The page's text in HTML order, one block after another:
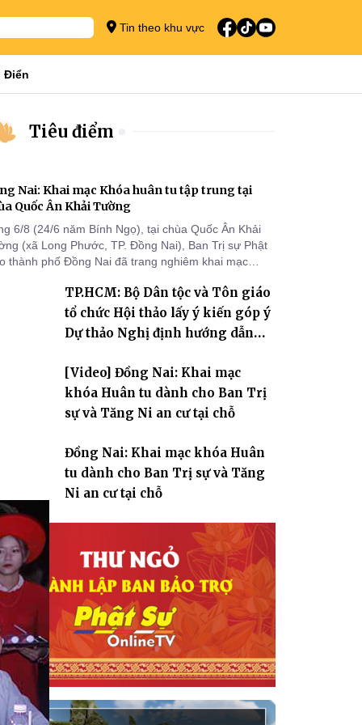
Tin theo khu vực
Điển
Tiêu điểm
Nai: Khai mạc Khóa huân tu tập trung tại
Quốc Ân Khải Tường
6/8 (24/6 năm Bính Ngọ), tại chùa Quốc Ân Khải
(xã Long Phước, TP. Đồng Nai), Ban Trị sự Phật
thành phố Đồng Nai đã trang nghiêm khai mạc
dành cho chư Tăng hành giả an cư tại chỗ khu vực
VIII và trường hạ chùa Quốc Ân Khải Tường.
TP.HCM: Bộ Dân tộc và Tôn giáo
tổ chức Hội thảo lấy ý kiến góp ý
Dự thảo Nghị định hướng dẫn
giáo
[Video] Đồng Nai: Khai mạc
khóa Huân tu dành cho Ban Trị
sự và Tăng Ni an cư tại chỗ
Đồng Nai: Khai mạc khóa Huân
tu dành cho Ban Trị sự và Tăng
Ni an cư tại chỗ